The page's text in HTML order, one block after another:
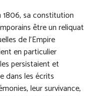
1806, sa constitution
être un reliquat
de l’Empire
en particulier
persistaient et
dans les écrits
leur survivance,